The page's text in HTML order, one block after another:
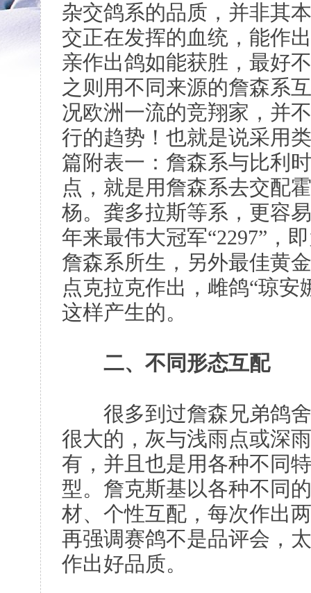
杂交鸽系的品质，并非其
交正在发挥的血统，能作
亲作出鸽如能获胜，最好
之则用不同来源的詹森系
况欧洲一流的竞翔家，并
行的趋势！也就是说采用
篇附表一：詹森系与比利
点，就是用詹森系去交配
杨。龚多拉斯等系，更容
年来最伟大冠军“2297”，
詹森系所生，另外最佳黄
点克拉克作出，雌鸽“琼安
这样产生的。
二、不同形态互配
很多到过詹森兄弟鸽舍
很大的，灰与浅雨点或深
有，并且也是用各种不同
型。詹克斯基以各种不同
材、个性互配，每次作出
再强调赛鸽不是品评会，
作出好品质。